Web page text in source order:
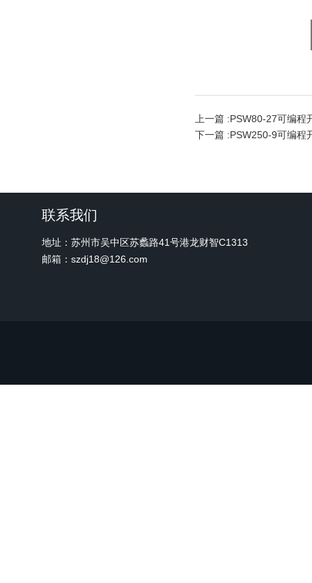
上一篇 :PSW80-27可编程
下一篇 :PSW250-9可编程
联系我们
地址：苏州市吴中区苏蠡路41号港龙财智C1313
邮箱：szdj18@126.com